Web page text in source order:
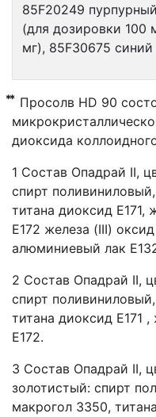
85F20249
(для дозировки 100
мг), 85F30675
Просолв НD 90
диоксида
1 Состав Опадрай II,
спирт
титана диоксид Е171,
Е172 железа (III)
алюминиевый лак
2 Состав Опадрай II,
спирт
титана диоксид Е171
Е172.
3 Состав Опадрай II,
золотистый: спирт
макрогол 3350,